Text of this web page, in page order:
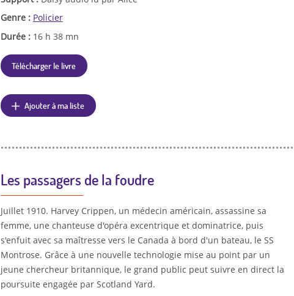
Genre : Policier
Durée : 16 h 38 mn
Télécharger le livre
Ajouter à ma liste
Les passagers de la foudre
Juillet 1910. Harvey Crippen, un médecin américain, assassine sa
femme, une chanteuse d'opéra excentrique et dominatrice, puis
s'enfuit avec sa maîtresse vers le Canada à bord d'un bateau, le SS
Montrose. Grâce à une nouvelle technologie mise au point par un
jeune chercheur britannique, le grand public peut suivre en direct la
poursuite engagée par Scotland Yard.